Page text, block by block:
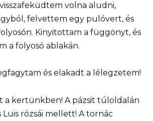
volna aludni,
felvettem egy pulóvert, és
Kinyitottam a függönyt, és
a folyosó ablakán.
és elakadt a lélegzetem!
a kertünkben! A pázsit túloldalán
rózsái mellett! A tornác